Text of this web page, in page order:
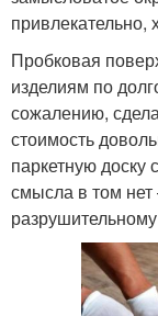
привлекательно,
Пробковая
изделиям по
сожалению,
стоимость
паркетную доску
смысла в том